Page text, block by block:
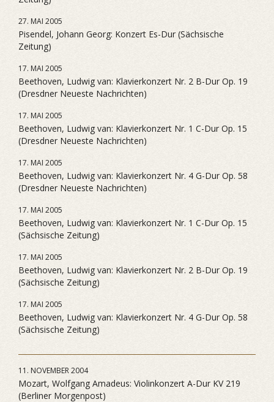
27. MAI 2005
Pisendel, Johann Georg: Konzert Es-Dur (Sächsische
Zeitung)
17. MAI 2005
Beethoven, Ludwig van: Klavierkonzert Nr. 2 B-Dur Op. 19
(Dresdner Neueste Nachrichten)
17. MAI 2005
Beethoven, Ludwig van: Klavierkonzert Nr. 1 C-Dur Op. 15
(Dresdner Neueste Nachrichten)
17. MAI 2005
Beethoven, Ludwig van: Klavierkonzert Nr. 4 G-Dur Op. 58
(Dresdner Neueste Nachrichten)
17. MAI 2005
Beethoven, Ludwig van: Klavierkonzert Nr. 1 C-Dur Op. 15
(Sächsische Zeitung)
17. MAI 2005
Beethoven, Ludwig van: Klavierkonzert Nr. 2 B-Dur Op. 19
(Sächsische Zeitung)
17. MAI 2005
Beethoven, Ludwig van: Klavierkonzert Nr. 4 G-Dur Op. 58
(Sächsische Zeitung)
11. NOVEMBER 2004
Mozart, Wolfgang Amadeus: Violinkonzert A-Dur KV 219
(Berliner Morgenpost)